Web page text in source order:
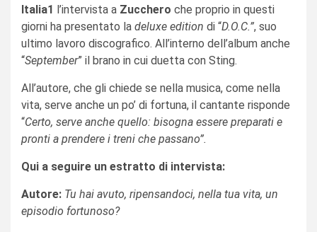
Italia1 l’intervista a Zucchero che proprio in questi
giorni ha presentato la deluxe edition di “D.O.C.”, suo
ultimo lavoro discografico. All’interno dell’album anche
“September” il brano in cui duetta con Sting.
All’autore, che gli chiede se nella musica, come nella
vita, serve anche un po’ di fortuna, il cantante risponde
“Certo, serve anche quello: bisogna essere preparati e
pronti a prendere i treni che passano”.
Qui a seguire un estratto di intervista:
Autore: Tu hai avuto, ripensandoci, nella tua vita, un
episodio fortunoso?